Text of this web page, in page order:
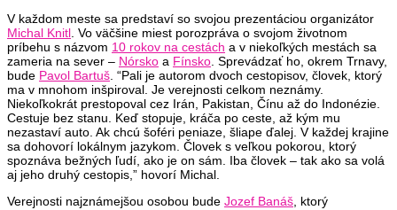
V každom meste sa predstaví so svojou prezentáciou organizátor
Michal Knitl . Vo väčšine miest porozpráva o svojom životnom
príbehu s názvom 10 rokov na cestách a v niekoľkých mestách sa
zameria na sever – Nórsko a Fínsko . Sprevádzať ho, okrem Trnavy,
bude Pavol Bartuš . “Pali je autorom dvoch cestopisov, človek, ktorý
ma v mnohom inšpiroval. Je verejnosti celkom neznámy.
Niekoľkokrát prestopoval cez Irán, Pakistan, Čínu až do Indonézie.
Cestuje bez stanu. Keď stopuje, kráča po ceste, až kým mu
nezastaví auto. Ak chcú šoféri peniaze, šliape ďalej. V každej krajine
sa dohovorí lokálnym jazykom. Človek s veľkou pokorou, ktorý
spoznáva bežných ľudí, ako je on sám. Iba človek – tak ako sa volá
aj jeho druhý cestopis,” hovorí Michal.
Verejnosti najznámejšou osobou bude Jozef Banáš , ktorý